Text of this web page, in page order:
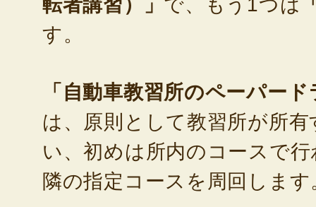
転者講習）」 で、もう1つは
す。
「自動車教習所のペーパー
は、原則として教習所が所
い、初めは所内のコースで
隣の指定コースを周回します